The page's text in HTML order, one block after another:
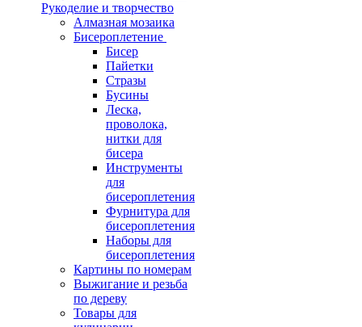
Рукоделие и творчество
Алмазная мозаика
Бисероплетение
Бисер
Пайетки
Стразы
Бусины
Леска,
проволока,
нитки для
бисера
Инструменты
для
бисероплетения
Фурнитура для
бисероплетения
Наборы для
бисероплетения
Картины по номерам
Выжигание и резьба
по дереву
Товары для